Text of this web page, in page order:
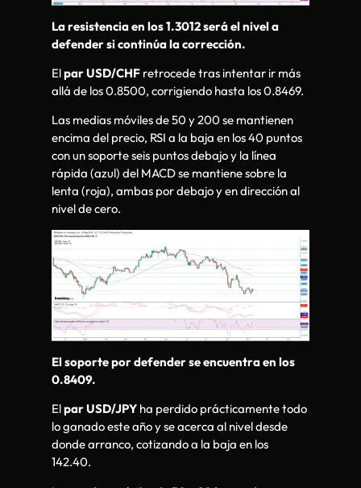
La resistencia en los 1.3012 será el nivel a
defender si continúa la corrección.
Elpar USD/CHF retrocede tras intentar ir más
allá de los 0.8500, corrigiendo hasta los 0.8469.
Las medias móviles de 50 y 200 se mantienen
encima del precio, RSI a la baja en los 40 puntos
con un soporte seis puntos debajo y la línea
rápida (azul) del MACD se mantiene sobre la
lenta (roja), ambas por debajo y en dirección al
nivel de cero.
El soporte por defender se encuentra en los
0.8409.
Elpar USD/JPY ha perdido prácticamente todo
lo ganado este año y se acerca al nivel desde
donde arranco, cotizando a la baja en los
142.40.